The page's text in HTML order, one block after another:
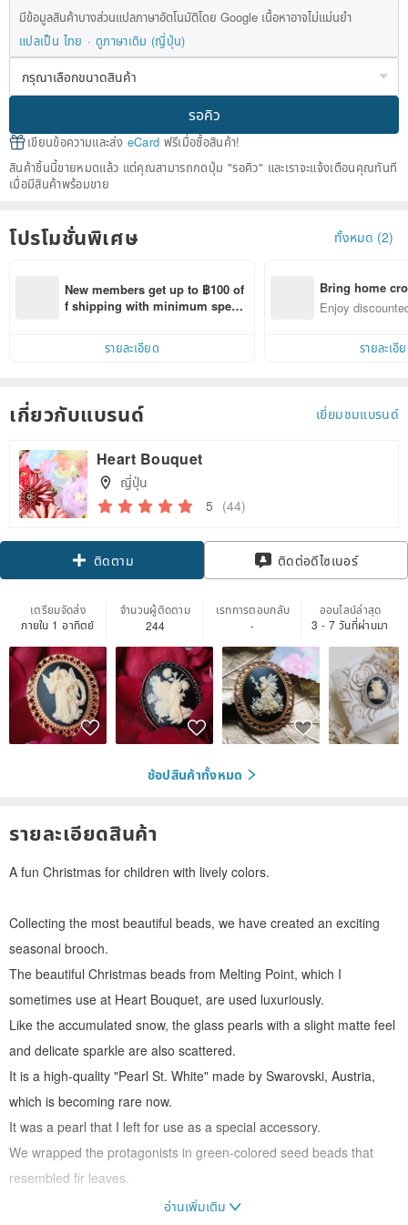
มีข้อมูลสินค้าบางส่วนแปลภาษาอัตโนมัติโดย Google เนื้อหาอาจไม่แม่นยำ
แปลเป็น ไทย
ดูภาษาเดิม (ญี่ปุ่น)
รอคิว
เขียนข้อความและส่ง eCard ฟรีเมื่อซื้อสินค้า!
สินค้าชิ้นนี้ขายหมดแล้ว แต่คุณสามารถกดปุ่ม "รอคิว" และเราจะแจ้งเตือนคุณทันที
เมื่อมีสินค้าพร้อมขาย
โปรโมชั่นพิเศษ ทั้งหมด (2)
New members get up to ฿100 of
f shipping with minimum spen
within 7 days!
รายละเอียด
Bring home
n with ease
Enjoy
รายละเอี
เกี่ยวกับแบรนด์ เยี่ยมชมแบรนด์
Heart Bouquet
ญี่ปุ่น
5 (44)
ติดตาม ติดต่อดีไซเนอร์
เตรียมจัดส่ง
ภายใน 1 อาทิตย์
จำนวนผู้ติดตาม
244
เรทการตอบกลับ
-
ออนไลน์ล่าสุด
3 - 7 วันที่ผ่านมา
ช้อปสินค้าทั้งหมด
รายละเอียดสินค้า
A fun Christmas for children with lively colors.
Collecting the most beautiful beads, we have created an exciting
seasonal brooch.
The beautiful Christmas beads from Melting Point, which I
sometimes use at Heart Bouquet, are used luxuriously.
Like the accumulated snow, the glass pearls with a slight matte feel
and delicate sparkle are also scattered.
It is a high-quality "Pearl St. White" made by Swarovski, Austria,
which is becoming rare now.
It was a pearl that I left for use as a special accessory.
We wrapped the protagonists in green-colored seed beads that
resembled fir leaves.
อ่านเพิ่มเติม